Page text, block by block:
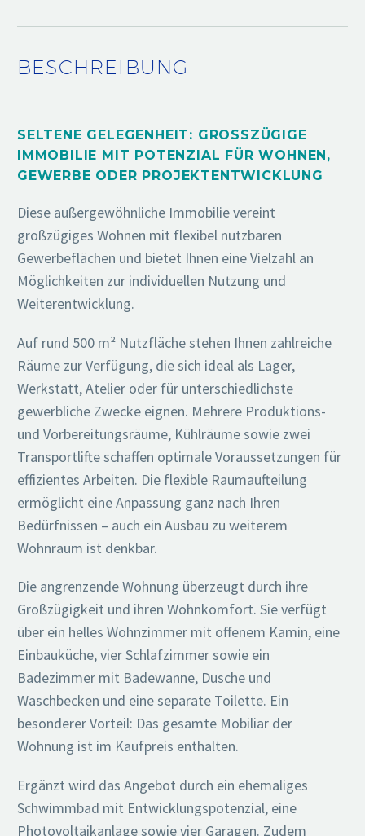
BESCHREIBUNG
SELTENE GELEGENHEIT: GROSSZÜGIGE I
MMOBILIE MIT POTENZIAL FÜR WOHNEN, G
EWERBE ODER PROJEKTENTWICKLUNG
Diese außergewöhnliche Immobilie vereint
großzügiges Wohnen mit flexibel nutzbaren
Gewerbeflächen und bietet Ihnen eine Vielzahl an
Möglichkeiten zur individuellen Nutzung und
Weiterentwicklung.
Auf rund 500 m² Nutzfläche stehen Ihnen zahlreiche
Räume zur Verfügung, die sich ideal als Lager,
Werkstatt, Atelier oder für unterschiedlichste
gewerbliche Zwecke eignen. Mehrere Produktions-
und Vorbereitungsräume, Kühlräume sowie zwei
Transportlifte schaffen optimale Voraussetzungen für
effizientes Arbeiten. Die flexible Raumaufteilung
ermöglicht eine Anpassung ganz nach Ihren
Bedürfnissen – auch ein Ausbau zu weiterem
Wohnraum ist denkbar.
Die angrenzende Wohnung überzeugt durch ihre
Großzügigkeit und ihren Wohnkomfort. Sie verfügt
über ein helles Wohnzimmer mit offenem Kamin, eine
Einbauküche, vier Schlafzimmer sowie ein
Badezimmer mit Badewanne, Dusche und
Waschbecken und eine separate Toilette. Ein
besonderer Vorteil: Das gesamte Mobiliar der
Wohnung ist im Kaufpreis enthalten.
Ergänzt wird das Angebot durch ein ehemaliges
Schwimmbad mit Entwicklungspotenzial, eine
Photovoltaikanlage sowie vier Garagen. Zudem